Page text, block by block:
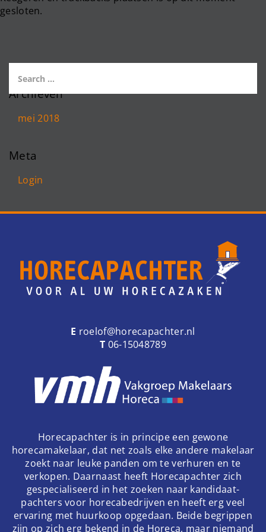
gesloten.
Archieven
mei 2018
Meta
Login
E roelof@horecapachter.nl
T 06-15048789
Horecapachter is in principe een gewone
horecamakelaar, dat net zoals elke andere makelaar
zoekt naar leuke panden om te verhuren en te
verkopen. Daarnaast heeft Horecapachter zich
gespecialiseerd in het zoeken naar kandidaat-
pachters voor horecabedrijven en heeft erg veel
ervaring met huurkoop opgedaan. Beide begrippen
zijn op zich erg bekend in de Horeca, maar niemand